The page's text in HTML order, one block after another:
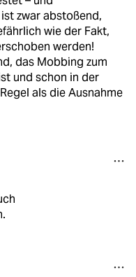
zwar abstoßend,
wie der Fakt,
werden!
das Mobbing zum
und schon in der
als die Ausnahme